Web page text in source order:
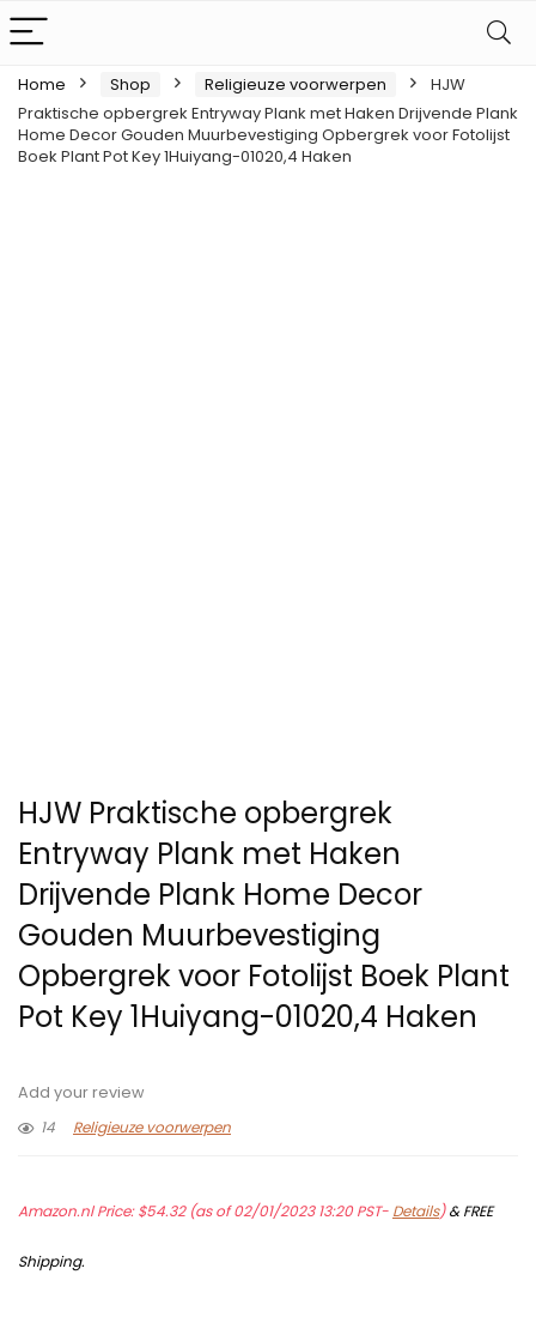
Home Shop Religieuze voorwerpen
HJW
Praktische opbergrek Entryway Plank met Haken Drijvende Plank
Home Decor Gouden Muurbevestiging Opbergrek voor Fotolijst
Boek Plant Pot Key 1Huiyang-01020,4 Haken
HJW Praktische opbergrek
Entryway Plank met Haken
Drijvende Plank Home Decor
Gouden Muurbevestiging
Opbergrek voor Fotolijst Boek Plant
Pot Key 1Huiyang-01020,4 Haken
Add your review
14
Religieuze voorwerpen
Amazon.nl Price:$54.32(as of 02/01/2023 13:20 PST- Details)&FREE
Shipping.